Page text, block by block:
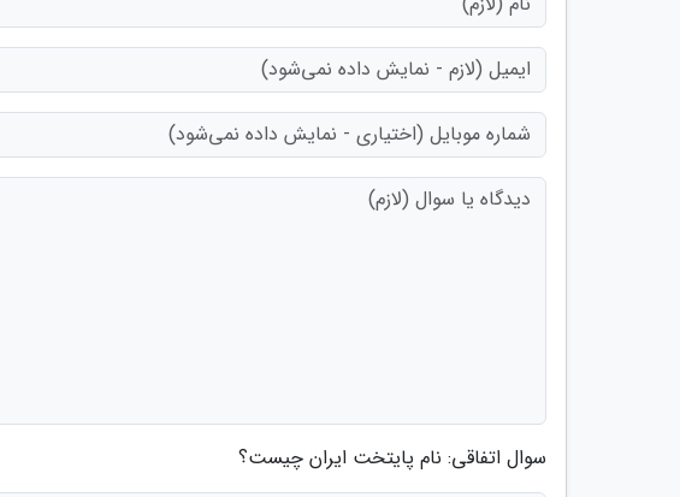
سوال اتفاقی: نام پایتخت ایران چیست؟